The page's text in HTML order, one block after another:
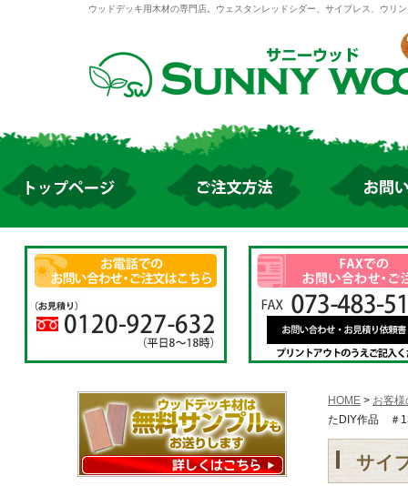
ウッドデッキ用木材の専門店。ウェスタンレッドシダー、サイプレス、ウリ
HOME > お客
たDIY作品 ＃
サイ